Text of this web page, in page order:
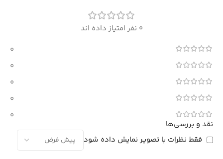
0 نفر امتیاز داده اند
0
0
0
0
0
نقد و بررسی‌ها
فقط نظرات با تصویر نمایش داده شود